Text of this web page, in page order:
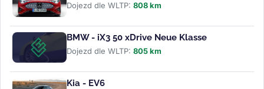
Dojezd dle WLTP: 808 km
BMW - iX3 50 xDrive Neue Klasse
Dojezd dle WLTP: 805 km
Kia - EV6